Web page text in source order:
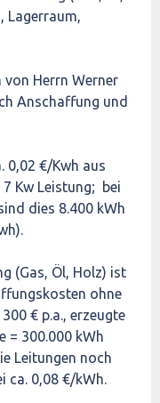
Lagerraum,
von Herrn Werner
Anschaffung und
0,02 €/Kwh aus
Kw Leistung; bei
dies 8.400 kWh
(Gas, Öl, Holz) ist
ohne
€ p.a., erzeugte
= 300.000 kWh
Leitungen noch
ca. 0,08 €/kWh.